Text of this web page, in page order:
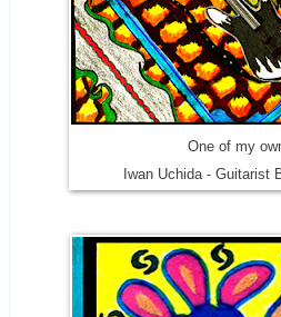
One of my
Iwan Uchida - Guitarist